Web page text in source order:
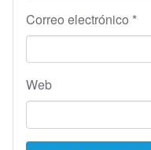
Correo electrónico *
Web